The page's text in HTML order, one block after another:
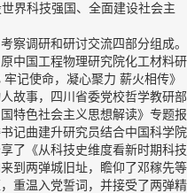
界科技强国、全面建设社会主
调研和研讨交流四部分组成。
中国工程物理研究院化工材料研
记使命，凝心聚力 薪火相传》
故事，四川省委党校哲学教研部
特色社会主义思想解读》专题报
记曲建升研究员结合中国科学院
了《从科技史维度看新时期科技
到两弹城旧址，瞻仰了邓稼先等
重温入党誓词，并接受了两弹精